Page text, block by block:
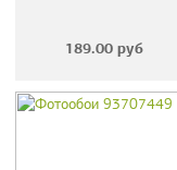
189.00 руб